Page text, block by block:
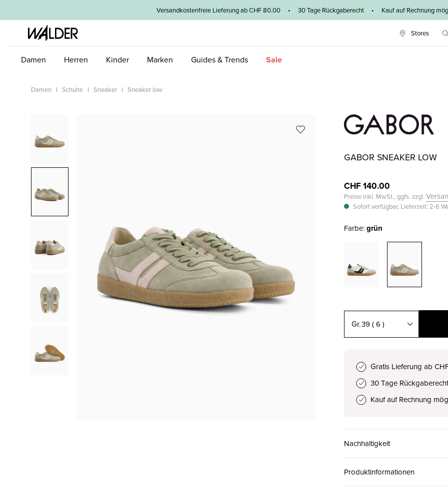
Versandkostenfreie Lieferung ab CHF 80.00 • 30 Tage Rückgaberecht • Kauf auf Rechnung
Stores
Damen Herren Kinder Marken Guides & Trends Sale
Damen Schuhe Sneaker Sneaker low
GABOR SNEAKER LOW
CHF 140.00
Preise inkl. MwSt., ggfs. zzgl.
Sofort verfügbar, Lieferzeit: 2-6
Farbe:grün
39 ( 6 )
37 ( 4 ) CHF 140.00
Gratis Lieferung ab
30 Tage Rückgaberecht
Kauf auf Rechnung
Nachhaltigkeit
Produktinformationen